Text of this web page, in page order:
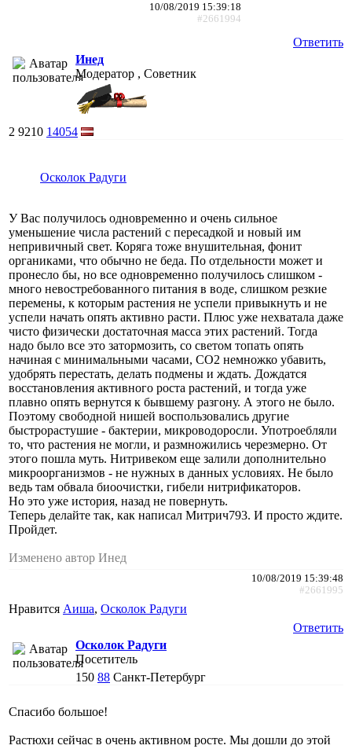
10/08/2019 15:39:18
#2661994
Ответить
Инед
Модератор , Советник
2 9210 14054
Осколок Радуги
У Вас получилось одновременно и очень сильное
уменьшение числа растений с пересадкой и новый им
непривичный свет. Коряга тоже внушительная, фонит
органиками, что обычно не беда. По отдельности может и
пронесло бы, но все одновременно получилось слишком -
много невостребованного питания в воде, слишком резкие
перемены, к которым растения не успели привыкнуть и не
успели начать опять активно расти. Плюс уже нехватала даже
чисто физически достаточная масса этих растений. Тогда
надо было все это затормозить, со светом топать опять
начиная с минимальными часами, СО2 немножко убавить,
удобрять перестать, делать подмены и ждать. Дождатся
восстановления активного роста растений, и тогда уже
плавно опять вернутся к бывшему разгону. А этого не было.
Поэтому свободной нишей воспользовались другие
быстрорастушие - бактерии, микроводоросли. Употроебляли
то, что растения не могли, и размножились черезмерно. От
этого пошла муть. Нитривеком еще залили дополнительно
микроорганизмов - не нужных в данных условиях. Не было
ведь там обвала биоочистки, гибели нитрификаторов.
Но это уже история, назад не повернуть.
Теперь делайте так, как написал Митрич793. И просто ждите.
Пройдет.
Изменено автор Инед
10/08/2019 15:39:48
#2661995
Нравится Аиша, Осколок Радуги
Ответить
Осколок Радуги
Посетитель
150 88 Санкт-Петербург
Спасибо большое!
Растюхи сейчас в очень активном росте. Мы дошли до этой